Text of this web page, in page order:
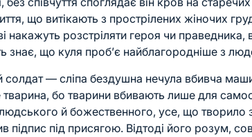
що витікають з прострілених жіночих
накажуть розстріляти героя чи праведника,
знає, що куля проб’є найблагородніше з
— сліпа бездушна нечула вбивча
тварина, бо тварини вбивають лише для
й божественного, усе, що творило
підпис під присягою. Відтоді його розум,